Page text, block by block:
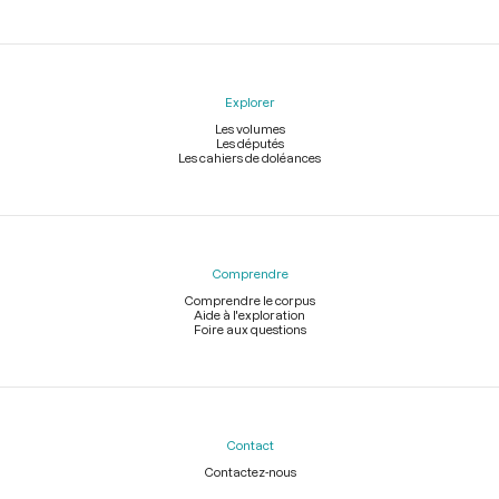
Explorer
Les volumes
Les députés
Les cahiers de doléances
Comprendre
Comprendre le corpus
Aide à l'exploration
Foire aux questions
Contact
Contactez-nous